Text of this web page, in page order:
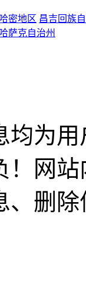
哈密地区 昌吉回族
萨克自治州
均为
！网
、删